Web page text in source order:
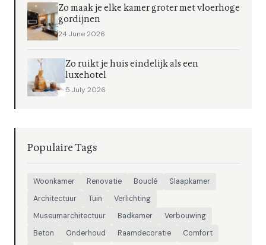
Zo maak je elke kamer groter met vloerhoge
gordijnen
24 June 2026
Zo ruikt je huis eindelijk als een
luxehotel
5 July 2026
Populaire Tags
Woonkamer Renovatie Bouclé
Slaapkamer
Architectuur
Tuin
Verlichting
Museumarchitectuur
Badkamer
Verbouwing
Beton
Onderhoud Raamdecoratie
Comfort